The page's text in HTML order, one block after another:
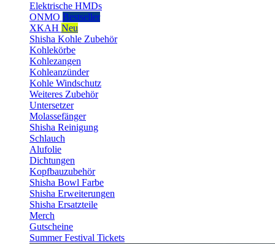
Elektrische HMDs
ONMO Bestseller
XKAH Neu
Shisha Kohle Zubehör
Kohlekörbe
Kohlezangen
Kohleanzünder
Kohle Windschutz
Weiteres Zubehör
Untersetzer
Molassefänger
Shisha Reinigung
Schlauch
Alufolie
Dichtungen
Kopfbauzubehör
Shisha Bowl Farbe
Shisha Erweiterungen
Shisha Ersatzteile
Merch
Gutscheine
Summer Festival Tickets